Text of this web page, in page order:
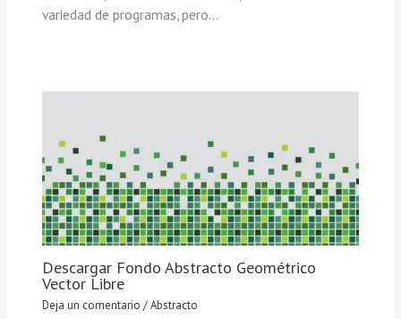
variedad de programas, pero…
Descargar Fondo Abstracto Geométrico
Vector Libre
Deja un comentario /Abstracto